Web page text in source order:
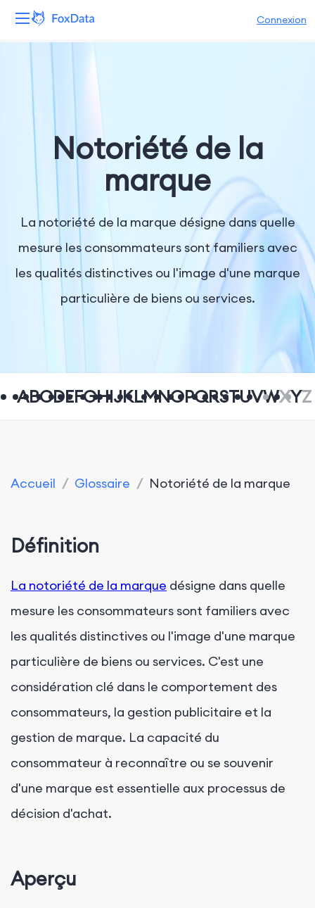
Connexion
Solutions
Ressources
Notoriété de la
marque
La notoriété de la marque désigne dans quelle
mesure les consommateurs sont familiers avec
les qualités distinctives ou l'image d'une marque
particulière de biens ou services.
ABCDEFGHIJKLMNOPQRSTUVWXYZ
Accueil / Glossaire / Notoriété de la marque
Définition
La notoriété de la marque désigne dans quelle
mesure les consommateurs sont familiers avec
les qualités distinctives ou l'image d'une marque
particulière de biens ou services. C'est une
considération clé dans le comportement des
consommateurs, la gestion publicitaire et la
gestion de marque. La capacité du
consommateur à reconnaître ou se souvenir
d'une marque est essentielle aux processus de
décision d'achat.
Aperçu